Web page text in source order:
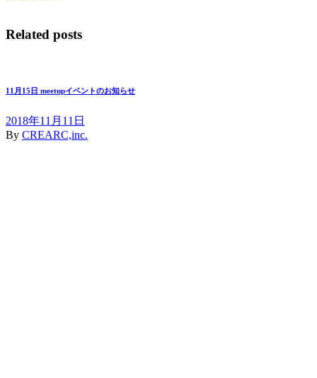
Related posts
11月15日 meetupイベントのお知らせ
2018年11月11日
By CREARC,inc.